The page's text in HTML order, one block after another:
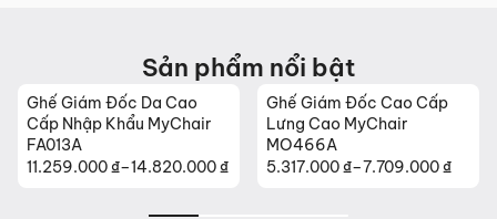
Sản phẩm nổi bật
Ghế Giám Đốc Cao Cấp
Lưng Cao MyChair
MO466A
5.317.000₫–7.709.000₫
Khoảng
Ghế Da Cao Cấp Nhập
Khẩu MyChair NO131B
26.630.000₫